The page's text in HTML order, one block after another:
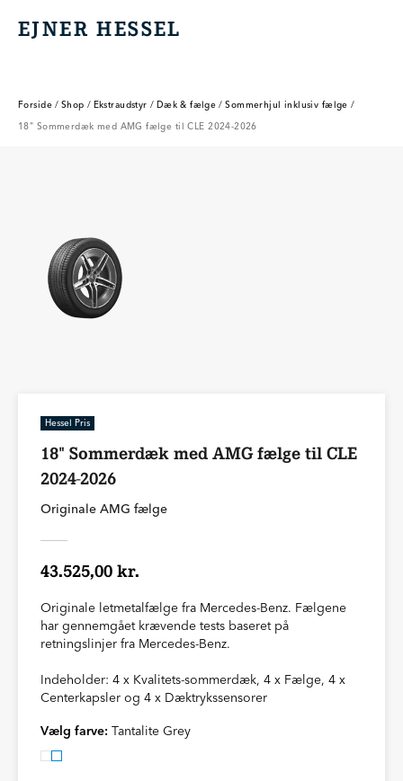
EJNER HESSEL
EJNER HESSEL
Forside / Shop / Ekstraudstyr / Dæk & fælge / Sommerhjul inklusiv fælge /
18" Sommerdæk med AMG fælge til CLE 2024-2026
Hessel Pris
18" Sommerdæk med AMG fælge til CLE
2024-2026
Originale AMG fælge
43.525,00 kr.
Originale letmetalfælge fra Mercedes-Benz. Fælgene
har gennemgået krævende tests baseret på
retningslinjer fra Mercedes-Benz.
Indeholder: 4 x Kvalitets-sommerdæk, 4 x Fælge, 4 x
Centerkapsler og 4 x Dæktrykssensorer
Vælg farve: Tantalite Grey